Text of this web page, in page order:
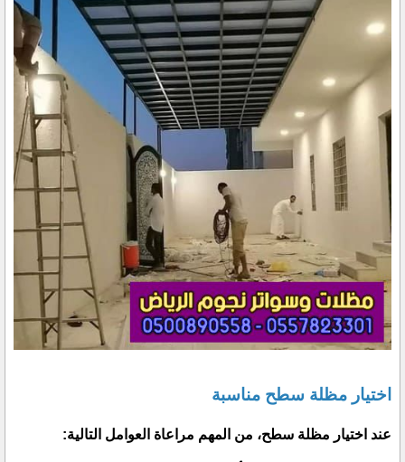
اختيار مظلة سطح مناسبة
عند اختيار مظلة سطح، من المهم مراعاة العوامل التالية: